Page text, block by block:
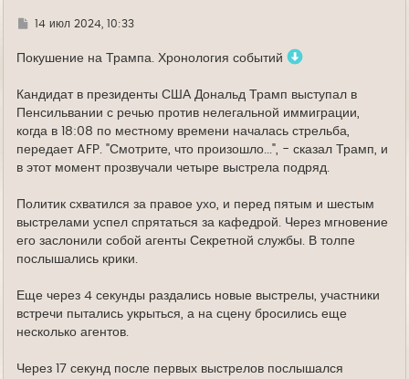
Г14 июл 2024, 10:33
Покушение на Трампа. Хронология событий
Кандидат в президенты США Дональд Трамп выступал в
Пенсильвании с речью против нелегальной иммиграции,
когда в 18:08 по местному времени началась стрельба,
передает AFP. "Смотрите, что произошло...", - сказал Трамп, и
в этот момент прозвучали четыре выстрела подряд.
Политик схватился за правое ухо, и перед пятым и шестым
выстрелами успел спрятаться за кафедрой. Через мгновение
его заслонили собой агенты Секретной службы. В толпе
послышались крики.
Еще через 4 секунды раздались новые выстрелы, участники
встречи пытались укрыться, а на сцену бросились еще
несколько агентов.
Через 17 секунд после первых выстрелов послышался